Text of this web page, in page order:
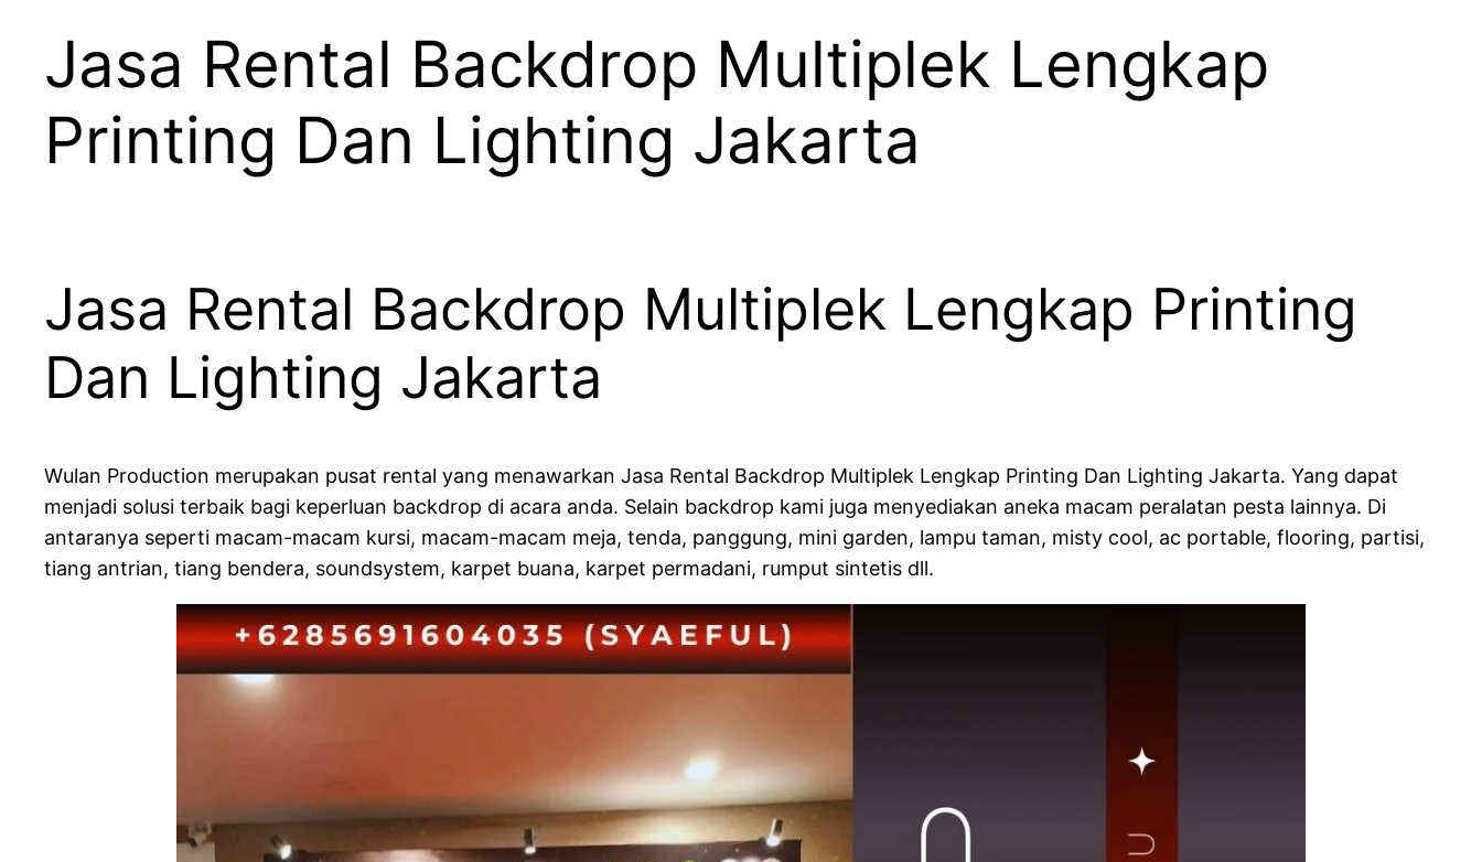
Jasa Rental Backdrop Multiplek Lengkap
Printing Dan Lighting Jakarta
Jasa Rental Backdrop Multiplek Lengkap Printing
Dan Lighting Jakarta
Wulan Production merupakan pusat rental yang menawarkan Jasa Rental Backdrop Multiplek Lengkap Printing Dan Lighting Jakarta. Yang dapat
menjadi solusi terbaik bagi keperluan backdrop di acara anda. Selain backdrop kami juga menyediakan aneka macam peralatan pesta lainnya. Di
antaranya seperti macam-macam kursi, macam-macam meja, tenda, panggung, mini garden, lampu taman, misty cool, ac portable, flooring, partisi,
tiang antrian, tiang bendera, soundsystem, karpet buana, karpet permadani, rumput sintetis dll.